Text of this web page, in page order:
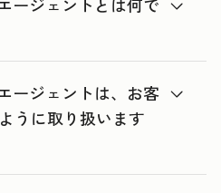
ージェントは、お客
うに取り扱います